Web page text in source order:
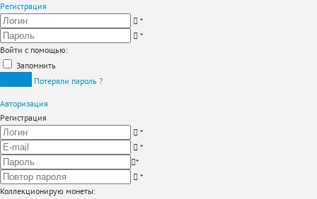
Регистрация
*
*
Войти с помощью:
Запомнить
Потеряли пароль ?
Авторизация
Регистрация
*
*
*
*
Коллекционирую монеты: